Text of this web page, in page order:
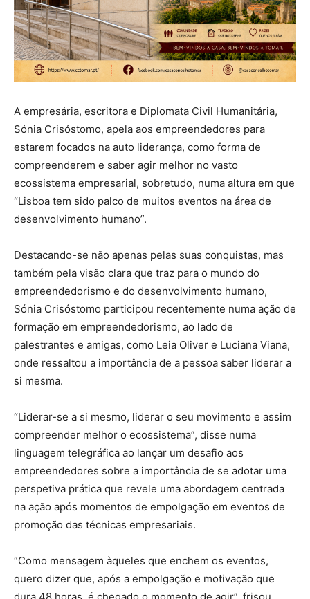
A empresária, escritora e Diplomata Civil Humanitária,
Sónia Crisóstomo, apela aos empreendedores para
estarem focados na auto liderança, como forma de
compreenderem e saber agir melhor no vasto
ecossistema empresarial, sobretudo, numa altura em que
“Lisboa tem sido palco de muitos eventos na área de
desenvolvimento humano”.
Destacando-se não apenas pelas suas conquistas, mas
também pela visão clara que traz para o mundo do
empreendedorismo e do desenvolvimento humano,
Sónia Crisóstomo participou recentemente numa ação de
formação em empreendedorismo, ao lado de
palestrantes e amigas, como Leia Oliver e Luciana Viana,
onde ressaltou a importância de a pessoa saber liderar a
si mesma.
“Liderar-se a si mesmo, liderar o seu movimento e assim
compreender melhor o ecossistema”, disse numa
linguagem telegráfica ao lançar um desafio aos
empreendedores sobre a importância de se adotar uma
perspetiva prática que revele uma abordagem centrada
na ação após momentos de empolgação em eventos de
promoção das técnicas empresariais.
“Como mensagem àqueles que enchem os eventos,
quero dizer que, após a empolgação e motivação que